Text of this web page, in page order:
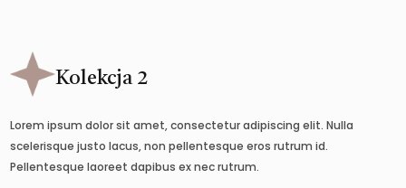
Kolekcja 2
Lorem ipsum dolor sit amet, consectetur adipiscing elit. Nulla
scelerisque justo lacus, non pellentesque eros rutrum id.
Pellentesque laoreet dapibus ex nec rutrum.